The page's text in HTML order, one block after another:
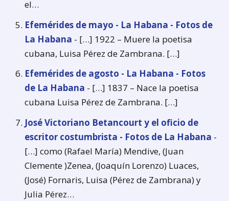
el…
Efemérides de mayo - La Habana - Fotos de
La Habana - […] 1922 – Muere la poetisa
cubana, Luisa Pérez de Zambrana. […]
Efemérides de agosto - La Habana - Fotos
de La Habana - […] 1837 – Nace la poetisa
cubana Luisa Pérez de Zambrana. […]
José Victoriano Betancourt y el oficio de
escritor costumbrista - Fotos de La Habana -
[…] como (Rafael María) Mendive, (Juan
Clemente )Zenea, (Joaquín Lorenzo) Luaces,
(José) Fornaris, Luisa (Pérez de Zambrana) y
Julia Pérez…